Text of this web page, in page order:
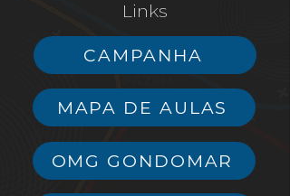
Links
CAMPANHA
MAPA DE AULAS
OMG GONDOMAR